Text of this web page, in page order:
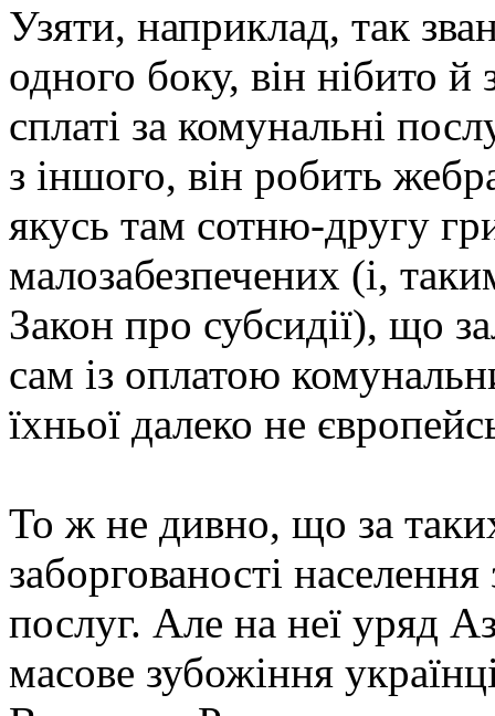
Узяти, наприклад, так
одного боку, він нібито
сплаті за комунальні
з іншого, він робить
якусь там сотню-другу
малозабезпечених (і,
Закон про субсидії), що
сам із оплатою
їхньої далеко не
То ж не дивно, що за
заборгованості
послуг. Але на неї уряд
масове зубожіння